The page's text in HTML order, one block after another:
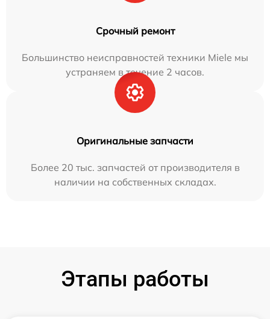
Срочный ремонт
Большинство неисправностей техники Miele мы
устраняем в течение 2 часов.
Оригинальные запчасти
Более 20 тыс. запчастей от производителя в
наличии на собственных складах.
Этапы работы